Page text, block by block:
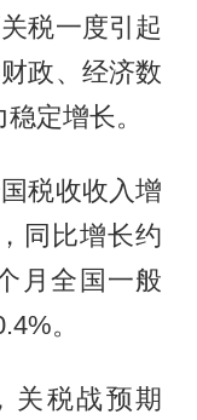
税一度引起
政、经济数
定增长。
税收收入增
同比增长约
月全国一般
。
关税战预期